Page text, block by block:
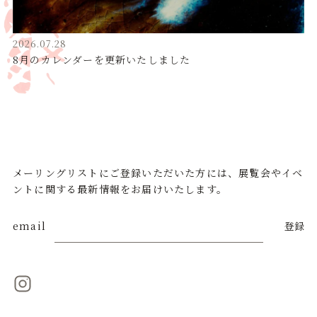
2026.07.28
8月のカレンダーを更新いたしました
メーリングリストにご登録いただいた方には、展覧会やイベ
ントに関する最新情報をお届けいたします。
email 登録